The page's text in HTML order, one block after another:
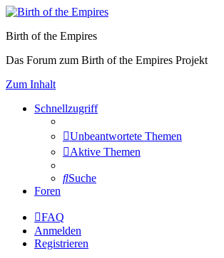
Birth of the Empires
Das Forum zum Birth of the Empires Projekt
Zum Inhalt
Schnellzugriff
Unbeantwortete Themen
Aktive Themen
Suche
Foren
FAQ
Anmelden
Registrieren